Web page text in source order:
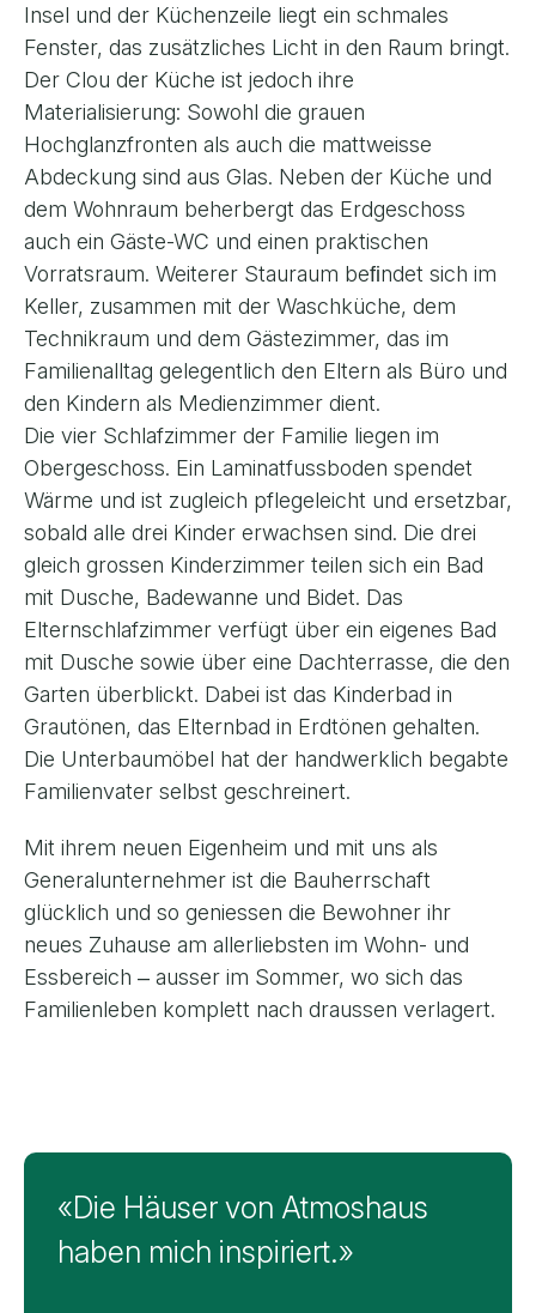
Insel und der Küchenzeile liegt ein schmales
Fenster, das zusätzliches Licht in den Raum bringt.
Der Clou der Küche ist jedoch ihre
Materialisierung: Sowohl die grauen
Hochglanzfronten als auch die mattweisse
Abdeckung sind aus Glas. Neben der Küche und
dem Wohnraum beherbergt das Erdgeschoss
auch ein Gäste-WC und einen praktischen
Vorratsraum. Weiterer Stauraum beﬁndet sich im
Keller, zusammen mit der Waschküche, dem
Technikraum und dem Gästezimmer, das im
Familienalltag gelegentlich den Eltern als Büro und
den Kindern als Medienzimmer dient.
Die vier Schlafzimmer der Familie liegen im
Obergeschoss. Ein Laminatfussboden spendet
Wärme und ist zugleich pflegeleicht und ersetzbar,
sobald alle drei Kinder erwachsen sind. Die drei
gleich grossen Kinderzimmer teilen sich ein Bad
mit Dusche, Badewanne und Bidet. Das
Elternschlafzimmer verfügt über ein eigenes Bad
mit Dusche sowie über eine Dachterrasse, die den
Garten überblickt. Dabei ist das Kinderbad in
Grautönen, das Elternbad in Erdtönen gehalten.
Die Unterbaumöbel hat der handwerklich begabte
Familienvater selbst geschreinert.
Mit ihrem neuen Eigenheim und mit uns als
Generalunternehmer ist die Bauherrschaft
glücklich und so geniessen die Bewohner ihr
neues Zuhause am allerliebsten im Wohn- und
Essbereich ‒ ausser im Sommer, wo sich das
Familienleben komplett nach draussen verlagert.
Feedback von F. & S., Bottenwil
«Die Häuser von Atmoshaus
haben mich inspiriert.»